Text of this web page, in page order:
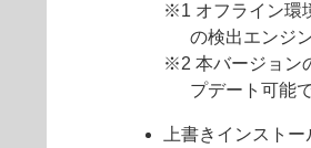
※1 オフライン環
の検出エンジ
※2 本バージョン
プデート可能
上書きインスト